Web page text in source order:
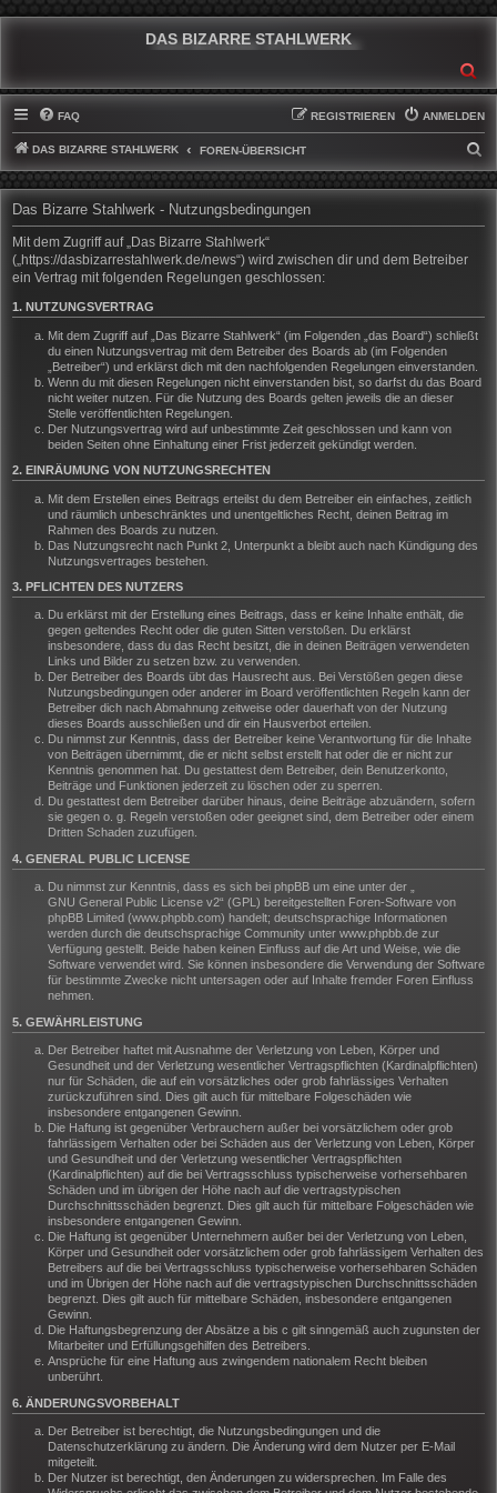
DAS BIZARRE STAHLWERK
FAQ ANMELDEN
REGISTRIEREN
DAS BIZARRE STAHLWERK FOREN-ÜBERSICHT
U
H
Das Bizarre Stahlwerk - Nutzungsbedingungen
Mit dem Zugriff auf „Das Bizarre Stahlwerk“
(„https://dasbizarrestahlwerk.de/news“) wird zwischen dir und dem Betreiber
ein Vertrag mit folgenden Regelungen geschlossen:
1. NUTZUNGSVERTRAG
Mit dem Zugriff auf „Das Bizarre Stahlwerk“ (im Folgenden „das Board“) schließt
du einen Nutzungsvertrag mit dem Betreiber des Boards ab (im Folgenden
„Betreiber“) und erklärst dich mit den nachfolgenden Regelungen einverstanden.
Wenn du mit diesen Regelungen nicht einverstanden bist, so darfst du das Board
nicht weiter nutzen. Für die Nutzung des Boards gelten jeweils die an dieser
Stelle veröffentlichten Regelungen.
Der Nutzungsvertrag wird auf unbestimmte Zeit geschlossen und kann von
beiden Seiten ohne Einhaltung einer Frist jederzeit gekündigt werden.
2. EINRÄUMUNG VON NUTZUNGSRECHTEN
Mit dem Erstellen eines Beitrags erteilst du dem Betreiber ein einfaches, zeitlich
und räumlich unbeschränktes und unentgeltliches Recht, deinen Beitrag im
Rahmen des Boards zu nutzen.
Das Nutzungsrecht nach Punkt 2, Unterpunkt a bleibt auch nach Kündigung des
Nutzungsvertrages bestehen.
3. PFLICHTEN DES NUTZERS
Du erklärst mit der Erstellung eines Beitrags, dass er keine Inhalte enthält, die
gegen geltendes Recht oder die guten Sitten verstoßen. Du erklärst
insbesondere, dass du das Recht besitzt, die in deinen Beiträgen verwendeten
Links und Bilder zu setzen bzw. zu verwenden.
Der Betreiber des Boards übt das Hausrecht aus. Bei Verstößen gegen diese
Nutzungsbedingungen oder anderer im Board veröffentlichten Regeln kann der
Betreiber dich nach Abmahnung zeitweise oder dauerhaft von der Nutzung
dieses Boards ausschließen und dir ein Hausverbot erteilen.
Du nimmst zur Kenntnis, dass der Betreiber keine Verantwortung für die Inhalte
von Beiträgen übernimmt, die er nicht selbst erstellt hat oder die er nicht zur
Kenntnis genommen hat. Du gestattest dem Betreiber, dein Benutzerkonto,
Beiträge und Funktionen jederzeit zu löschen oder zu sperren.
Du gestattest dem Betreiber darüber hinaus, deine Beiträge abzuändern, sofern
sie gegen o. g. Regeln verstoßen oder geeignet sind, dem Betreiber oder einem
Dritten Schaden zuzufügen.
4. GENERAL PUBLIC LICENSE
Du nimmst zur Kenntnis, dass es sich bei phpBB um eine unter der „
GNU General Public License v2“ (GPL) bereitgestellten Foren-Software von
phpBB Limited (www.phpbb.com) handelt; deutschsprachige Informationen
werden durch die deutschsprachige Community unter www.phpbb.de zur
Verfügung gestellt. Beide haben keinen Einfluss auf die Art und Weise, wie die
Software verwendet wird. Sie können insbesondere die Verwendung der Software
für bestimmte Zwecke nicht untersagen oder auf Inhalte fremder Foren Einfluss
nehmen.
5. GEWÄHRLEISTUNG
Der Betreiber haftet mit Ausnahme der Verletzung von Leben, Körper und
Gesundheit und der Verletzung wesentlicher Vertragspflichten (Kardinalpflichten)
nur für Schäden, die auf ein vorsätzliches oder grob fahrlässiges Verhalten
zurückzuführen sind. Dies gilt auch für mittelbare Folgeschäden wie
insbesondere entgangenen Gewinn.
Die Haftung ist gegenüber Verbrauchern außer bei vorsätzlichem oder grob
fahrlässigem Verhalten oder bei Schäden aus der Verletzung von Leben, Körper
und Gesundheit und der Verletzung wesentlicher Vertragspflichten
(Kardinalpflichten) auf die bei Vertragsschluss typischerweise vorhersehbaren
Schäden und im übrigen der Höhe nach auf die vertragstypischen
Durchschnittsschäden begrenzt. Dies gilt auch für mittelbare Folgeschäden wie
insbesondere entgangenen Gewinn.
Die Haftung ist gegenüber Unternehmern außer bei der Verletzung von Leben,
Körper und Gesundheit oder vorsätzlichem oder grob fahrlässigem Verhalten des
Betreibers auf die bei Vertragsschluss typischerweise vorhersehbaren Schäden
und im Übrigen der Höhe nach auf die vertragstypischen Durchschnittsschäden
begrenzt. Dies gilt auch für mittelbare Schäden, insbesondere entgangenen
Gewinn.
Die Haftungsbegrenzung der Absätze a bis c gilt sinngemäß auch zugunsten der
Mitarbeiter und Erfüllungsgehilfen des Betreibers.
Ansprüche für eine Haftung aus zwingendem nationalem Recht bleiben
unberührt.
6. ÄNDERUNGSVORBEHALT
Der Betreiber ist berechtigt, die Nutzungsbedingungen und die
Datenschutzerklärung zu ändern. Die Änderung wird dem Nutzer per E-Mail
mitgeteilt.
Der Nutzer ist berechtigt, den Änderungen zu widersprechen. Im Falle des